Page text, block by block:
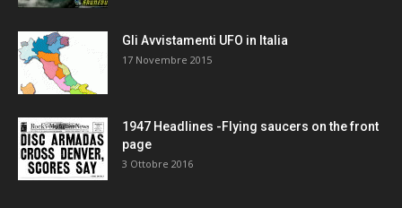
Gli Avvistamenti UFO in Italia
17 Novembre 2015
1947 Headlines -Flying saucers on the front
page
3 Ottobre 2016